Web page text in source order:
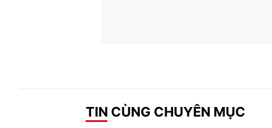
TIN CÙNG CHUYÊN MỤC